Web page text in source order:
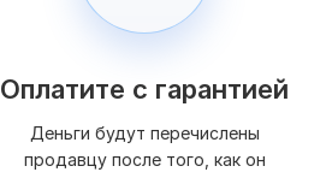
Оплатите с гарантией
Деньги будут перечислены
продавцу после того, как он